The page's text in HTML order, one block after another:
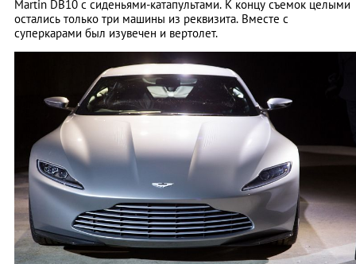
Martin DB10 с сиденьями-катапультами. К концу съемок целыми
остались только три машины из реквизита. Вместе с
суперкарами был изувечен и вертолет.